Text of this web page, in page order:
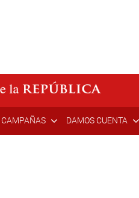
CAMPAÑAS DAMOS CUENTA